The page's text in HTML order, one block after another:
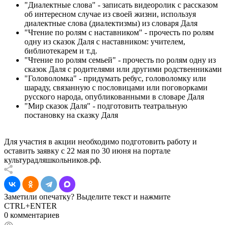
"Диалектные слова" - записать видеоролик с рассказом
об интересном случае из своей жизни, используя
диалектные слова (диалектизмы) из словаря Даля
"Чтение по ролям с наставником" - прочесть по ролям
одну из сказок Даля с наставником: учителем,
библиотекарем и т.д.
"Чтение по ролям семьей" - прочесть по ролям одну из
сказок Даля с родителями или другими родственниками
"Головоломка" - придумать ребус, головоломку или
шараду, связанную с пословицами или поговорками
русского народа, опубликованными в словаре Даля
"Мир сказок Даля" - подготовить театральную
постановку на сказку Даля
Для участия в акции необходимо подготовить работу и
оставить заявку с 22 мая по 30 июня на портале
культурадляшкольников.рф.
Заметили опечатку? Выделите текст и нажмите
CTRL+ENTER
0 комментариев